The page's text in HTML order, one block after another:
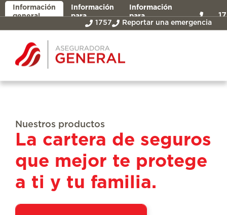
Información
general
Información
para
asegurados
Información
para
intermediarios
1757 Reportar una emergencia
Nuestros productos
La cartera de seguros
que mejor te protege
a ti y tu familia.